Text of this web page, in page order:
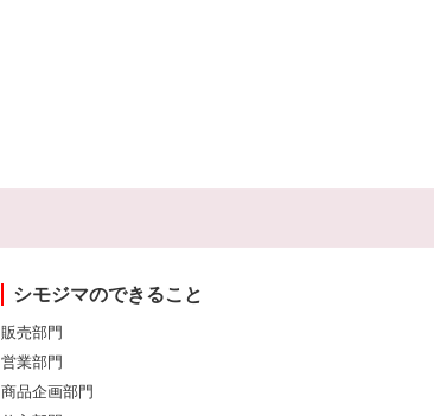
シモジマのできること
販売部門
営業部門
商品企画部門